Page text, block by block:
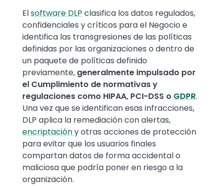
Elsoftware DLP clasifica los datos regulados,
confidenciales y críticos para el Negocio e
identifica las transgresiones de las políticas
definidas por las organizaciones o dentro de
un paquete de políticas definido
previamente, generalmente impulsado por
el Cumplimiento de normativas y
regulaciones como HIPAA, PCI-DSS o GDPR.
Una vez que se identifican esas infracciones,
DLP aplica la remediación con alertas,
encriptacióny otras acciones de protección
para evitar que los usuarios finales
compartan datos de forma accidental o
maliciosa que podría poner en riesgo a la
organización.